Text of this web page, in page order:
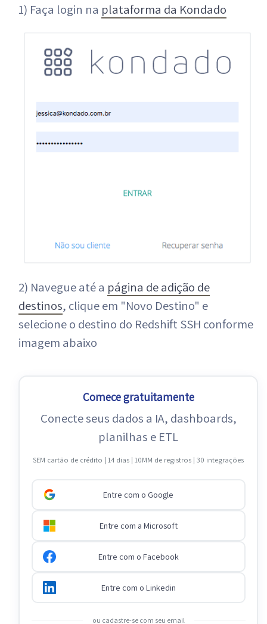
1) Faça login na plataforma da Kondado
2) Navegue até a página de adição de
destinos, clique em "Novo Destino" e
selecione o destino do Redshift SSH conforme
imagem abaixo
Comece gratuitamente
Conecte seus dados a IA, dashboards,
planilhas e ETL
SEM cartão de crédito | 14 dias | 10MM de registros | 30 integrações
Entre com o Google
Entre com a Microsoft
Entre com o Facebook
Entre com o Linkedin
ou cadastre-se com seu email